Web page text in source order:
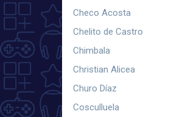
Checo Acosta
Chelito de Castro
Chimbala
Christian Alicea
Churo Díaz
Cosculluela